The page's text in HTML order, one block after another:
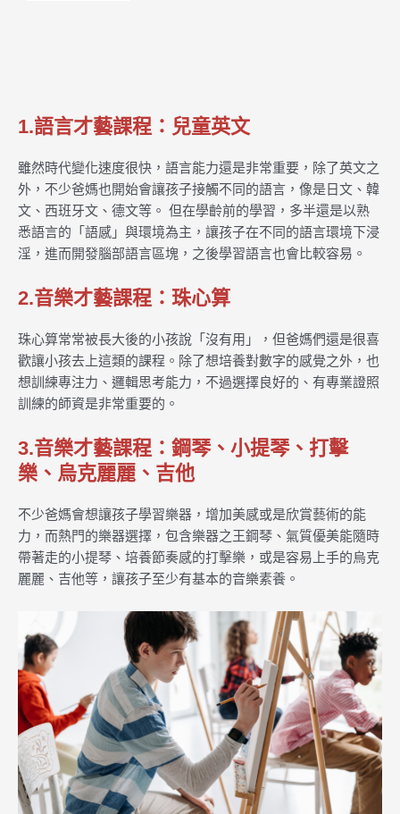
1.語言才藝課程：兒童英文
雖然時代變化速度很快，語言能力還是非常重要，除了英文之
外，不少爸媽也開始會讓孩子接觸不同的語言，像是日文、韓
文、西班牙文、德文等。 但在學齡前的學習，多半還是以熟
悉語言的「語感」與環境為主，讓孩子在不同的語言環境下浸
淫，進而開發腦部語言區塊，之後學習語言也會比較容易。
2.音樂才藝課程：珠心算
珠心算常常被長大後的小孩說「沒有用」，但爸媽們還是很喜
歡讓小孩去上這類的課程。除了想培養對數字的感覺之外，也
想訓練專注力、邏輯思考能力，不過選擇良好的、有專業證照
訓練的師資是非常重要的。
3.音樂才藝課程：鋼琴、小提琴、打擊
樂、烏克麗麗、吉他
不少爸媽會想讓孩子學習樂器，增加美感或是欣賞藝術的能
力，而熱門的樂器選擇，包含樂器之王鋼琴、氣質優美能隨時
帶著走的小提琴、培養節奏感的打擊樂，或是容易上手的烏克
麗麗、吉他等，讓孩子至少有基本的音樂素養。